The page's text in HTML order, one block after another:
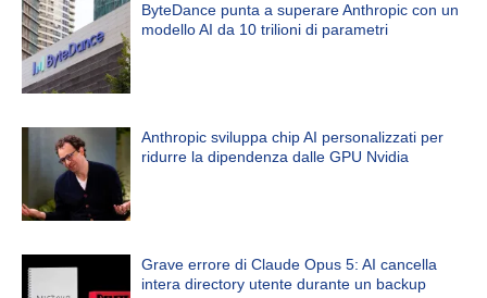
ByteDance punta a superare Anthropic con un
modello AI da 10 trilioni di parametri
Anthropic sviluppa chip AI personalizzati per
ridurre la dipendenza dalle GPU Nvidia
Grave errore di Claude Opus 5: AI cancella
intera directory utente durante un backup